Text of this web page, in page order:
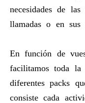
necesidades de
llamadas o en sus
En función de
facilitamos toda la
diferentes packs
consiste cada